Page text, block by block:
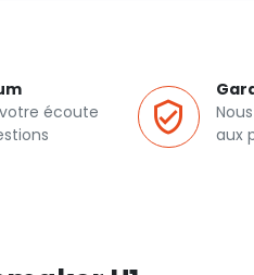
écoute
aux